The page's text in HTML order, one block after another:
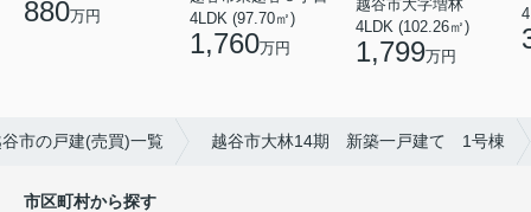
880万円
4LDK (97.70㎡)
1,760万円
越谷市大字増林
4LDK (102.26㎡)
1,799万円
市の戸建(売買)一覧 越谷市大林14期 新築一戸建て 1号棟
市区町村から探す